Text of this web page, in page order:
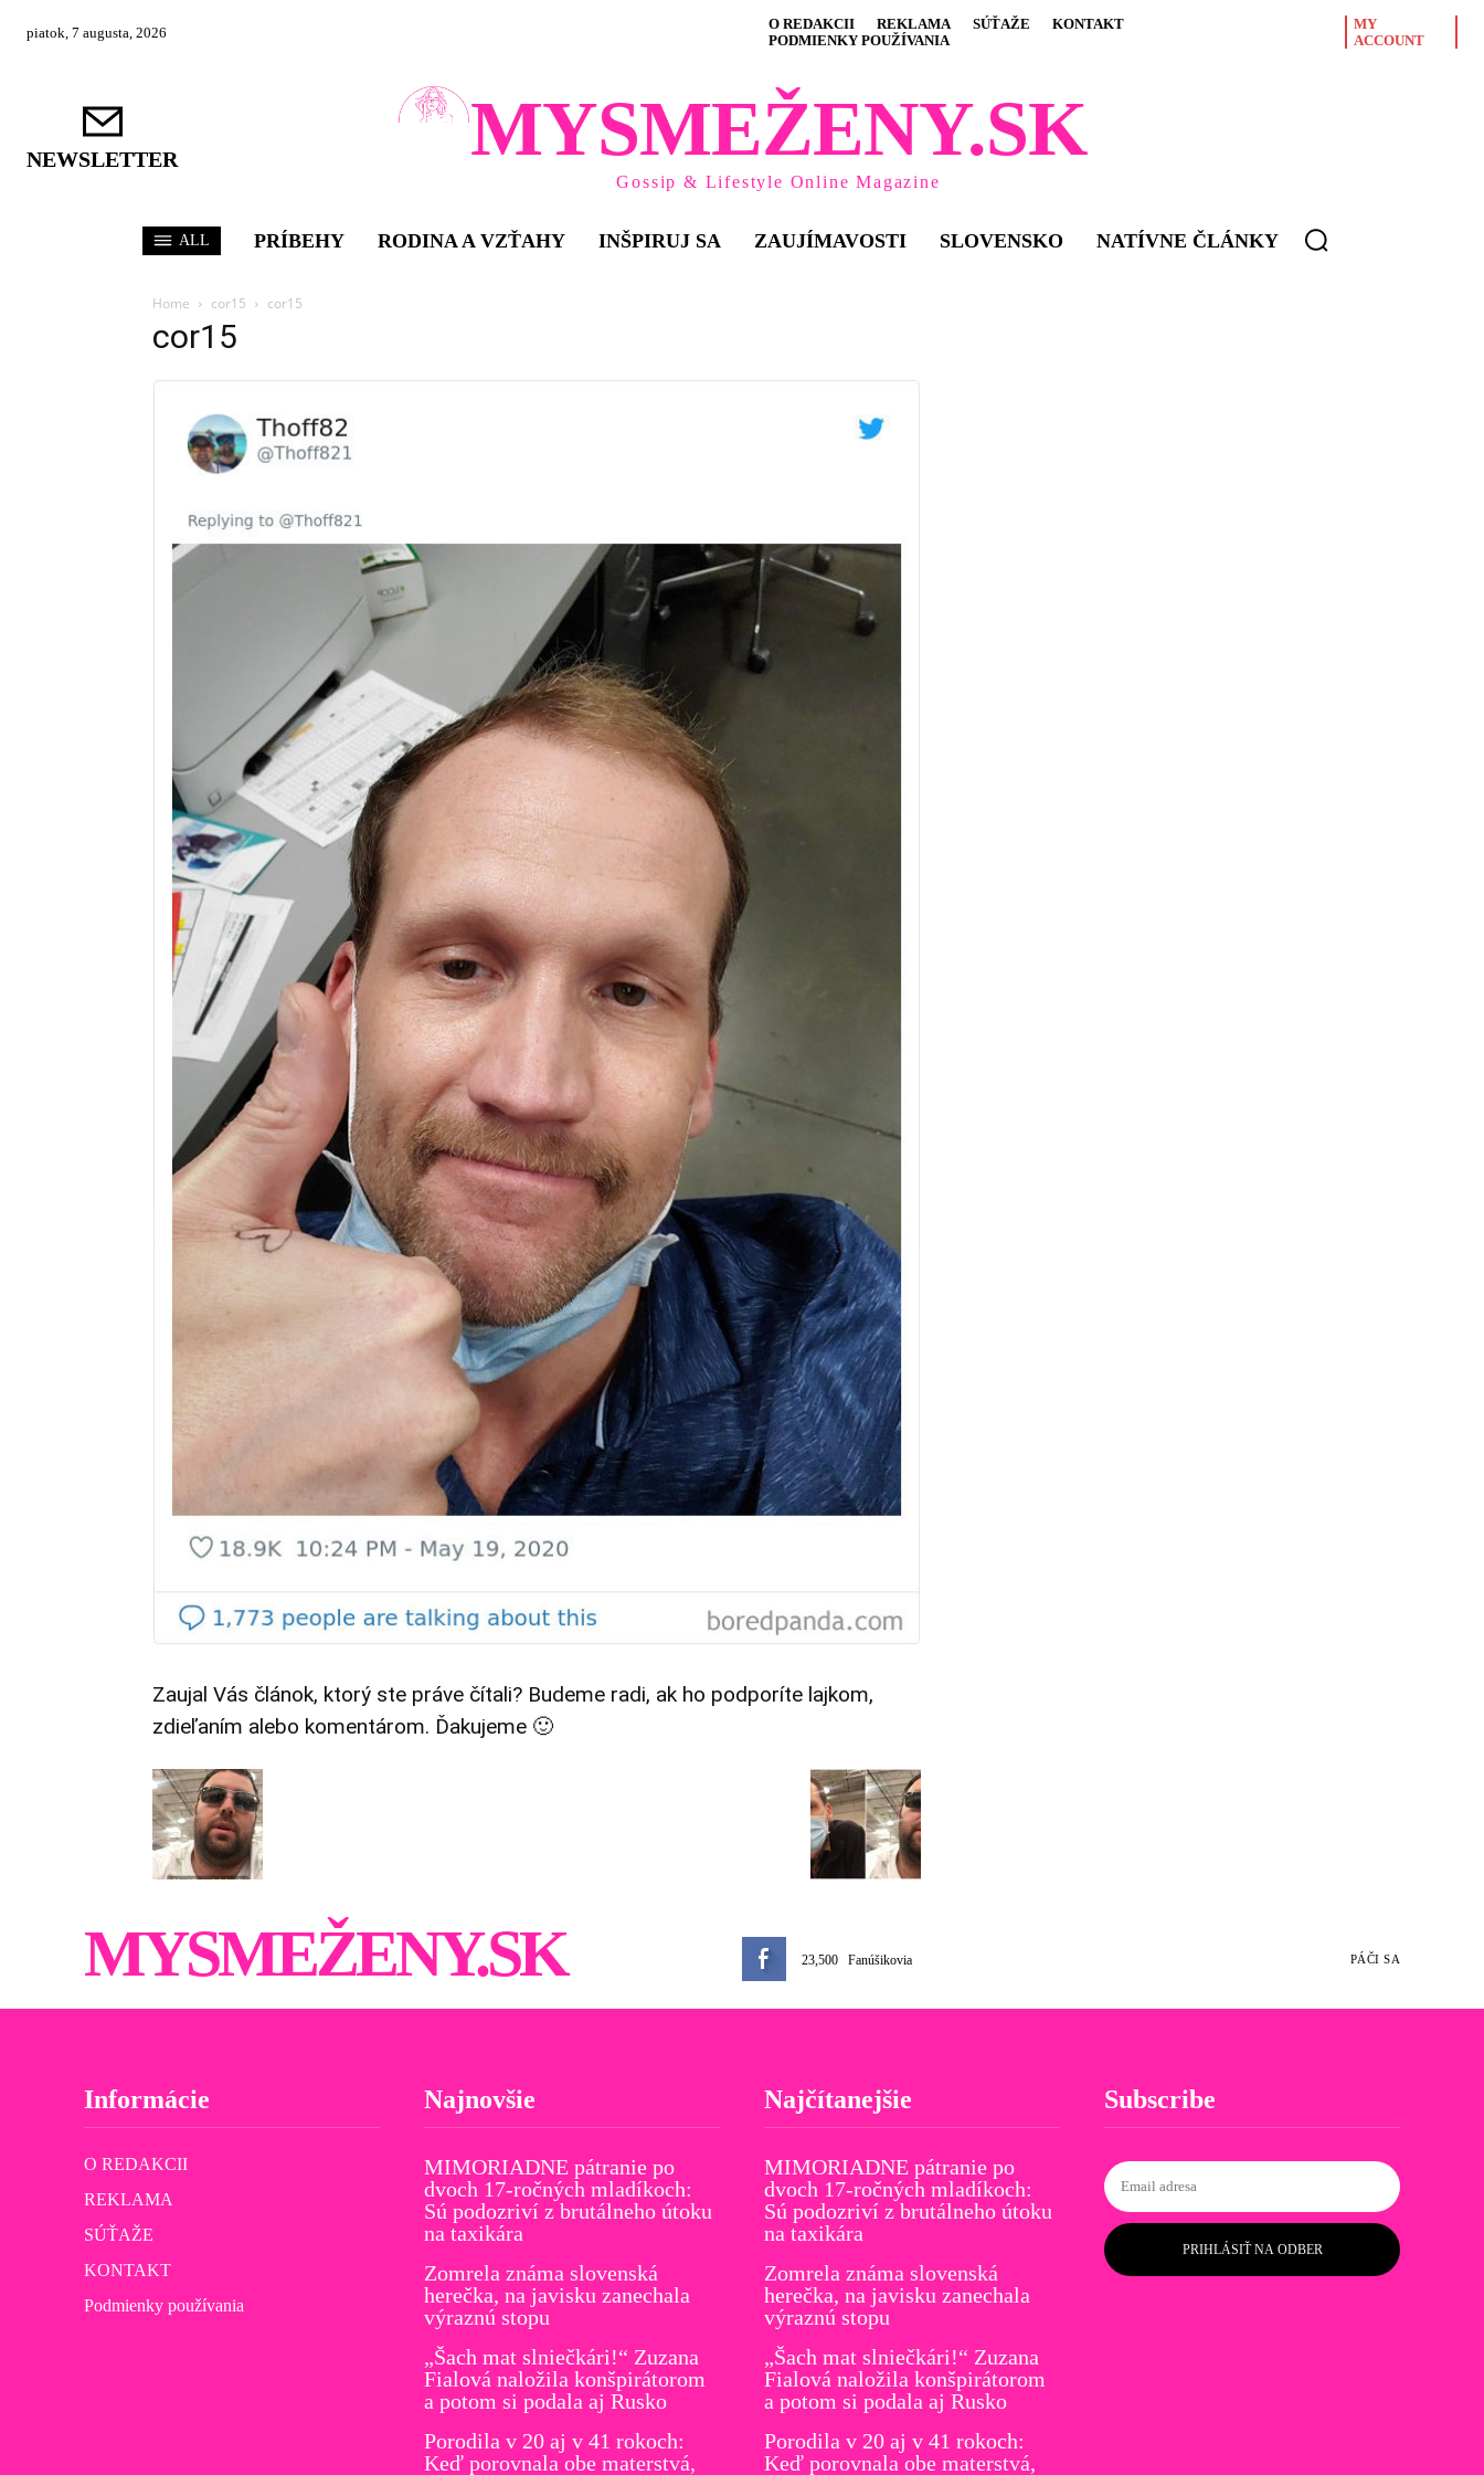
piatok, 7 augusta, 2026 O REDAKCII REKLAMA SÚŤAŽE
KONTAKT
PODMIENKY POUŽÍVANIA
MY
ACCOUNT
NEWSLETTER MYSMEŽENY.SK
Gossip & Lifestyle Online Magazine
ALL PRÍBEHY RODINA A VZŤAHY INŠPIRUJ SA ZAUJÍMAVOSTI SLOVENSKO NATÍVNE ČLÁNKY
Home cor15 cor15
cor15
Zaujal Vás článok, ktorý ste práve čítali? Budeme radi, ak ho podporíte lajkom,
zdieľaním alebo komentárom. Ďakujeme 🙂
MYSMEŽENY.SK 23,500 Fanúšikovia PÁČI SA
Informácie
O REDAKCII
REKLAMA
SÚŤAŽE
KONTAKT
Podmienky používania
Najnovšie
MIMORIADNE pátranie po
dvoch 17-ročných mladíkoch:
Sú podozriví z brutálneho útoku
na taxikára
Zomrela známa slovenská
herečka, na javisku zanechala
výraznú stopu
„Šach mat slniečkári!“ Zuzana
Fialová naložila konšpirátorom
a potom si podala aj Rusko
Porodila v 20 aj v 41 rokoch:
Keď porovnala obe materstvá,
Najčítanejšie
MIMORIADNE pátranie po
dvoch 17-ročných mladíkoch:
Sú podozriví z brutálneho útoku
na taxikára
Zomrela známa slovenská
herečka, na javisku zanechala
výraznú stopu
„Šach mat slniečkári!“ Zuzana
Fialová naložila konšpirátorom
a potom si podala aj Rusko
Porodila v 20 aj v 41 rokoch:
Keď porovnala obe materstvá,
Subscribe
PRIHLÁSIŤ NA ODBER